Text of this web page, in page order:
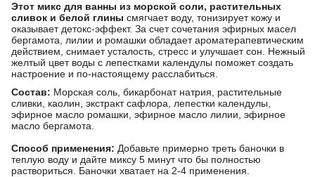
Этот микс для ванны из морской соли, растительных
сливок и белой глины смягчает воду, тонизирует кожу и
оказывает детокс-эффект. За счет сочетания эфирных масел
бергамота, лилии и ромашки обладает ароматерапевтическим
действием, снимает усталость, стресс и улучшает сон. Нежный
желтый цвет воды с лепестками календулы поможет создать
настроение и по-настоящему расслабиться.
Состав: Морская соль, бикарбонат натрия, растительные
сливки, каолин, экстракт сафлора, лепестки календулы,
эфирное масло ромашки, эфирное масло лилии, эфирное
масло бергамота.
Способ применения: Добавьте примерно треть баночки в
теплую воду и дайте миксу 5 минут что бы полностью
раствориться. Баночки хватает на 2-4 применения.